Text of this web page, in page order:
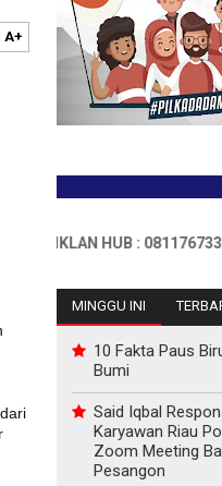
A+
IKLAN HUB : 0811767335
MINGGU INI
10 Fakta Paus
Bumi
Said Iqbal
Karyawan Riau
Zoom Meeting
Pesangon